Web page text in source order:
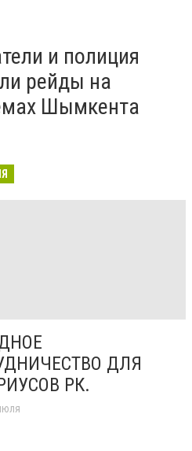
и полиция
рейды на
Шымкента
ДЛЯ
РК.